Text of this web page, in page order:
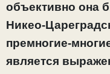
объективно она
Никео-
премногие-
является